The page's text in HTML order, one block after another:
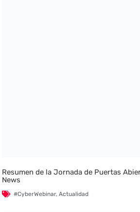
Resumen de la Jornada de Puertas
News
#CyberWebinar,Actualidad